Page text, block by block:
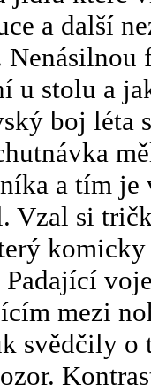
a další
Nenásilnou
u stolu a
boj léta
a tím je
Vzal si
mezi
svědčily o